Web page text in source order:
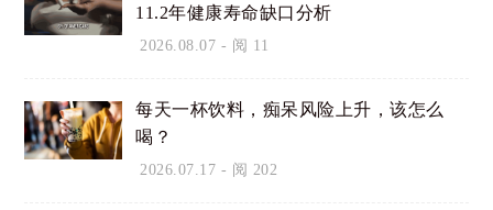
11.2年健康寿命缺口分析
2026.08.07 - 阅 11
每天一杯饮料，痴呆风险上升，该怎么
喝？
2026.07.17 - 阅 202